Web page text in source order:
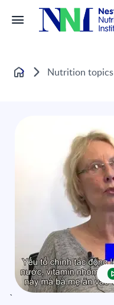
Home Nutrition topics
`